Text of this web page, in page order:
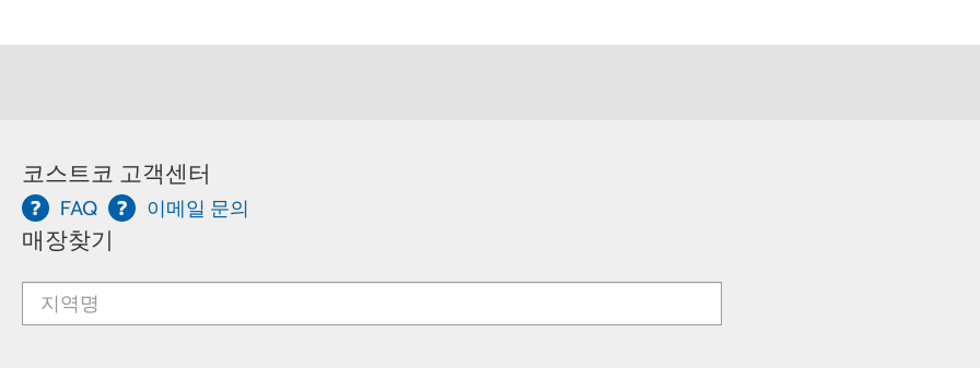
코스트코 고객센터
FAQ 이메일 문의
매장찾기